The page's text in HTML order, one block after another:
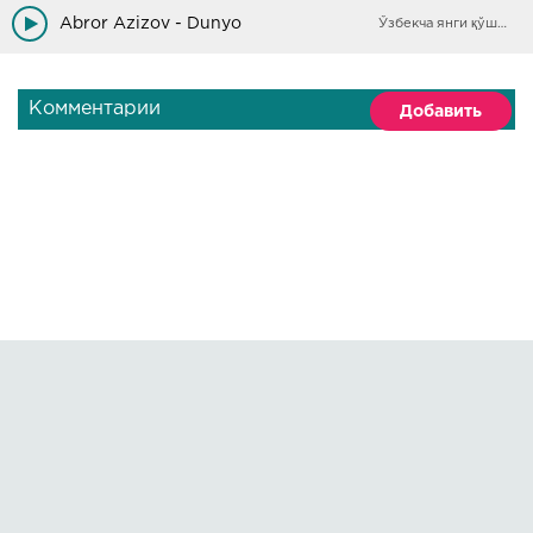
Sensiz sensiz sensiz
Abror Azizov - Dunyo Ўзбекча янги қўшиқлар
Комментарии Добавить